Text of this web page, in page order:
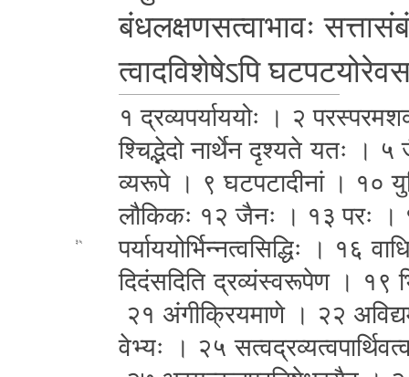
बं­ध­ल­क्ष­ण­स­त्वा­भा­वः सत्ता
त्वा­द­वि­शे­षे­ऽ­पि
१ द्र­व्य­प­र्या­य­योः । २
श्चि­द्भे­दो नार्थेन दृश्यते यतः । ५
व्य­रू­पे । ९ घ­ट­प­टा­दी­नां । १०
लौकिकः
३५
१२ जैनः । १३ परः ।
प­र्या­य­यो­र्भि­न्न­त्व­सि­द्धिः । १६
दि­दं­स­दि­ति द्र­व्यं­स्व­रू­पे­ण । १९
२१ अं­गी­क्रि­य­मा­णे । २२
वे­भ्यः । २५